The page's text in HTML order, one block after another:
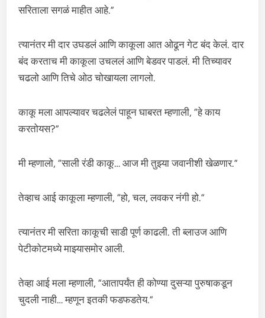
सरिताला सगळं माहीत आहे.”
त्यानंतर मी दार उघडलं आणि काकूला आत ओढून गेट बंद केलं. दार
बंद करताच मी काकूला उचललं आणि बेडवर पाडलं. मी तिच्यावर
चढलो आणि तिचे ओठ चोखायला लागलो.
काकू मला आपल्यावर चढलेलं पाहून घाबरत म्हणाली, “हे काय
करतोयस?”
मी म्हणालो, “साली रंडी काकू… आज मी तुझ्या जवानीशी खेळणार.”
तेव्हाच आई काकूला म्हणाली, “हो, चल, लवकर नंगी हो.”
त्यानंतर मी सरिता काकूची साडी पूर्ण काढली. ती ब्लाउज आणि
पेटीकोटमध्ये माझ्यासमोर आली.
तेव्हा आई मला म्हणाली, “आतापर्यंत ही कोण्या दुसऱ्या पुरुषाकडून
चुदली नाही… म्हणून इतकी फडफडतेय.”